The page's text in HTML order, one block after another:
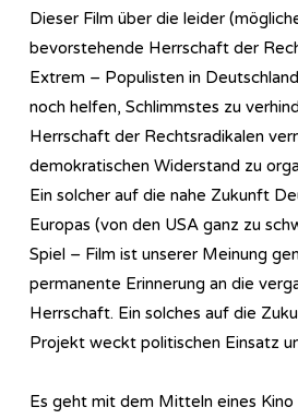
Dieser Film über die leider
bevorstehende Herrschaft der
Extrem – Populisten in
noch helfen, Schlimmstes zu
Herrschaft der Rechtsradikalen
demokratischen Widerstand zu
Ein solcher auf die nahe Zukunft
Europas (von den USA ganz zu
Spiel – Film ist unserer Meinung
permanente Erinnerung an die
Herrschaft. Ein solches auf die
Projekt weckt politischen Einsatz
Es geht mit dem Mitteln eines